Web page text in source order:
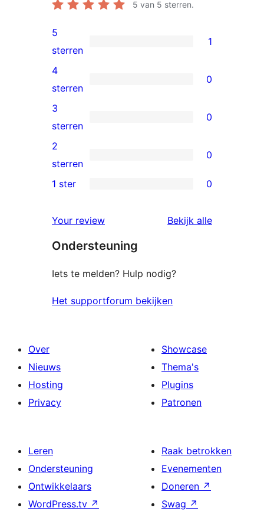
5 van 5 sterren.
1
5
ster
beoordeling
5
sterren
1
0
4
sterren
beoordelingen
4
sterren
0
0
3
sterren
beoordelingen
3
sterren
0
0
2
beoordelingen
2
sterren
0
sterren
beoordelingen
1 ster 0
Your review Bekijk alle
Ondersteuning
Iets te melden? Hulp nodig?
Het supportforum bekijken
Over
Nieuws
Hosting
Privacy
Showcase
Thema's
Plugins
Patronen
Leren
Ondersteuning
Ontwikkelaars
WordPress.tv ↗
Raak betrokken
Evenementen
Doneren ↗
Swag ↗